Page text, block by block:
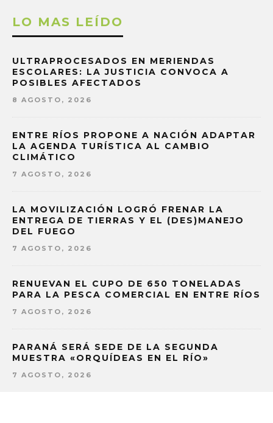
LO MAS LEÍDO
ULTRAPROCESADOS EN MERIENDAS
ESCOLARES: LA JUSTICIA CONVOCA A
POSIBLES AFECTADOS
8 AGOSTO, 2026
ENTRE RÍOS PROPONE A NACIÓN ADAPTAR
LA AGENDA TURÍSTICA AL CAMBIO
CLIMÁTICO
7 AGOSTO, 2026
LA MOVILIZACIÓN LOGRÓ FRENAR LA
ENTREGA DE TIERRAS Y EL (DES)MANEJO
DEL FUEGO
7 AGOSTO, 2026
RENUEVAN EL CUPO DE 650 TONELADAS
PARA LA PESCA COMERCIAL EN ENTRE RÍOS
7 AGOSTO, 2026
PARANÁ SERÁ SEDE DE LA SEGUNDA
MUESTRA «ORQUÍDEAS EN EL RÍO»
7 AGOSTO, 2026